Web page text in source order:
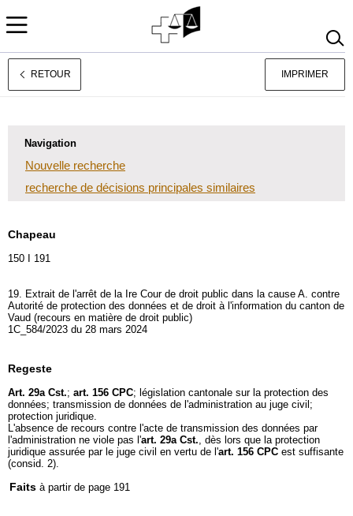
Jurisprudence
RETOUR IMPRIMER
Navigation
Nouvelle recherche
recherche de décisions principales similaires
Chapeau
150 I 191
19. Extrait de l'arrêt de la Ire Cour de droit public dans la cause A. contre
Autorité de protection des données et de droit à l'information du canton de
Vaud (recours en matière de droit public)
1C_584/2023 du 28 mars 2024
Regeste
Art. 29a Cst.; art. 156 CPC; législation cantonale sur la protection des
données; transmission de données de l'administration au juge civil;
protection juridique.
L'absence de recours contre l'acte de transmission des données par
l'administration ne viole pas l'art. 29a Cst., dès lors que la protection
juridique assurée par le juge civil en vertu de l'art. 156 CPC est suffisante
(consid. 2).
Faits à partir de page 191